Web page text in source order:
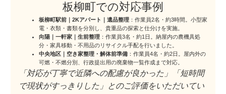
板柳町での対応事例
板柳町駅前｜2Kアパート｜遺品整理 ：作業員2名・約3時間。小型家
電・衣類・書類を分別し、貴重品の探索と仕分けを実施。
向陽｜一軒家｜生前整理 ：作業員3名・約1日。納屋内の農機具処
分・家具移動・不用品のリサイクル手配を行いました。
中央地区｜空き家整理・解体前準備 ：作業員4名・約2日。屋内外の
可燃・不燃分別、行政提出用の廃棄物一覧作成まで対応。
「対応が丁寧で近隣への配慮が良かった」「短時間
で現状がすっきりした」とのご評価をいただいてい